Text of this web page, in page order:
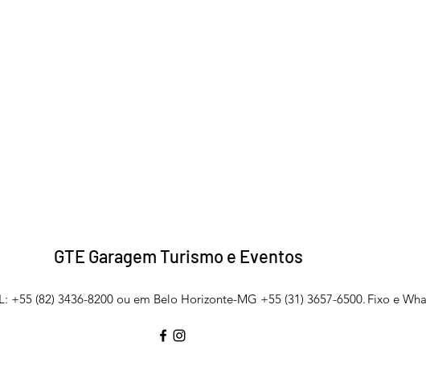
GTE Garagem Turismo e Eventos
(82) 3436-8200 ou em Belo Horizonte-MG +55 (31) 3657-6500. Fixo e